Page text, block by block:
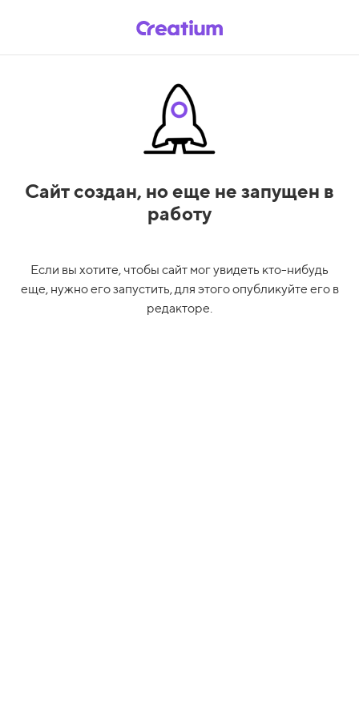
Сайт создан, но еще не запущен в
работу
Если вы хотите, чтобы сайт мог увидеть кто-нибудь
еще, нужно его запустить, для этого опубликуйте его в
редакторе.